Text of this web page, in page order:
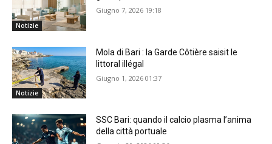
Notizie
Giugno 7, 2026 19:18
Notizie
Mola di Bari : la Garde Côtière saisit le
littoral illégal
Giugno 1, 2026 01:37
SSC Bari: quando il calcio plasma l’anima
della città portuale